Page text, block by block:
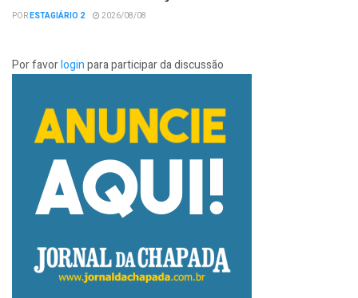
PORESTAGIÁRIO 2 2026/08/08
Por favorloginpara participar da discussão